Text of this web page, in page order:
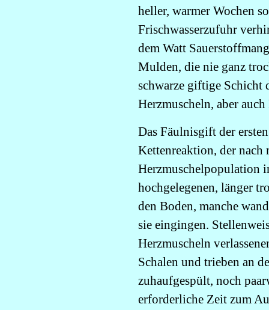
heller, warmer Wochen
Frischwasserzufuhr
dem Watt
Mulden, die nie ganz
schwarze giftige Schicht
Herzmuscheln, aber
Das Fäulnisgift der
Kettenreaktion, der nach
Herzmuschelpopulation
hochgelegenen, länger
den Boden, manche
sie eingingen.
Herzmuscheln
Schalen und trieben an
zuhaufgespült, noch
erforderliche Zeit zum